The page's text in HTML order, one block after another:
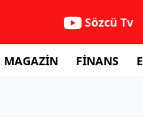
Sözcü Tv
MAGAZİN FİNANS